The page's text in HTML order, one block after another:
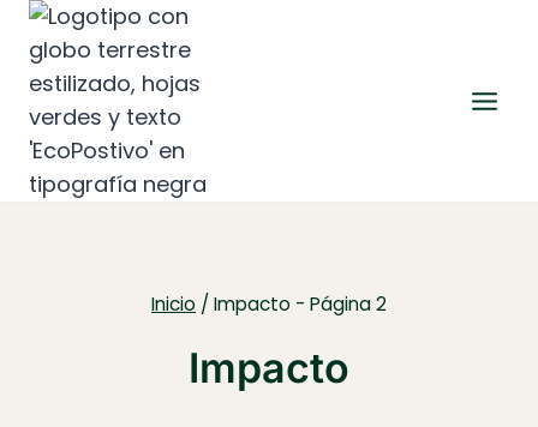
Saltar
contenido
Inicio / Impacto - Página 2
Impacto